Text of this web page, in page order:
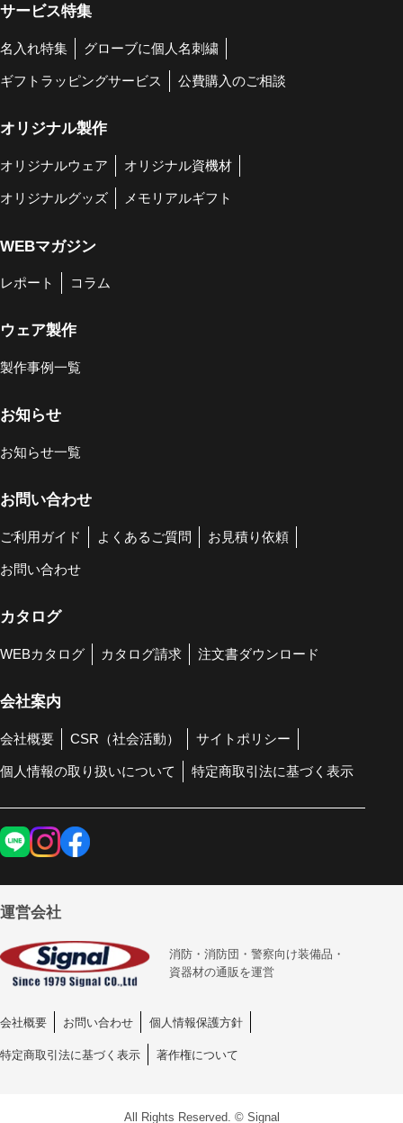
サービス特集
名入れ特集 グローブに個人名刺繍
ギフトラッピングサービス 公費購入のご相談
オリジナル製作
オリジナルウェア オリジナル資機材
オリジナルグッズ メモリアルギフト
WEBマガジン
レポート コラム
ウェア製作
製作事例一覧
お知らせ
お知らせ一覧
お問い合わせ
ご利用ガイド よくあるご質問 お見積り依頼
お問い合わせ
カタログ
WEBカタログ カタログ請求 注文書ダウンロード
会社案内
会社概要 CSR（社会活動） サイトポリシー
個人情報の取り扱いについて 特定商取引法に基づく表示
運営会社
消防・消防団・警察向け装備品・
資器材の通販を運営
会社概要 お問い合わせ 個人情報保護方針
特定商取引法に基づく表示 著作権について
All Rights Reserved. © Signal